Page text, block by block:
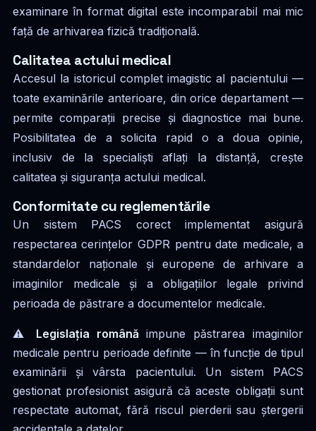
examinare în format digital este incomparabil mai mic
față de arhivarea fizică tradițională.
Calitatea actului medical
Accesul la istoricul complet imagistic al pacientului —
toate examinările anterioare, din orice departament —
permite comparații precise și diagnostice mai bune.
Posibilitatea de a solicita rapid o a doua opinie,
inclusiv de la specialiști aflați la distanță, crește
calitatea și siguranța actului medical.
Conformitate cu reglementările
Un sistem PACS corect implementat asigură
respectarea cerințelor GDPR pentru date medicale, a
standardelor naționale și europene de arhivare a
imaginilor medicale și a obligațiilor legale privind
perioada de păstrare a documentelor medicale.
⚠️ Legislația românăimpune păstrarea imaginilor
medicale pentru perioade definite — în funcție de tipul
examinării și vârsta pacientului. Un sistem PACS
gestionat profesionist asigură că aceste obligații sunt
respectate automat, fără riscul pierderii sau ștergerii